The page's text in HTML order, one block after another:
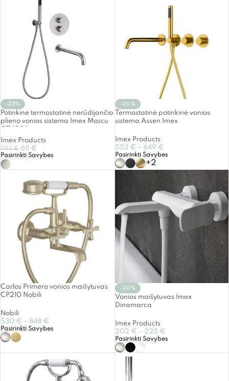
-23%
Potinkinė termostatinė nerūdijančio
plieno vonios sistema Imex Moscu
Imex Products
794€ 611 €
Pasirinkti Savybes
-20%
Termostatinė potinkinė vonios
sistema Assen Imex
Imex Products
553 € – 649 €
Pasirinkti Savybes
+2
Carlos Primero vonios maišytuvas
CP210 Nobili
Nobili
530 € – 848 €
Pasirinkti Savybes
-20%
Vonios maišytuvas Imex
Dinamarca
Imex Products
202 € – 225 €
Pasirinkti Savybes